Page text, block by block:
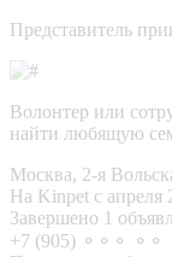
Представитель
Волонтер или
найти любящую
Москва, 2-я
На Kinpet c апреля
Завершено 1
+7 (905) ⚬⚬⚬ ⚬⚬